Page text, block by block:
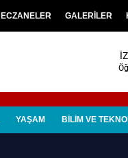
ECZANELER GALERİLER
YAŞAM BİLİM VE